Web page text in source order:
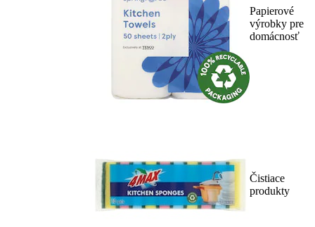
Papierové
výrobky pre
domácnosť
Čistiace
produkty